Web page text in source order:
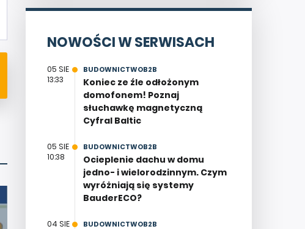
NOWOŚCI W SERWISACH
05 SIE
13:33
BUDOWNICTWOB2B
Koniec ze źle odłożonym
domofonem! Poznaj
słuchawkę magnetyczną
Cyfral Baltic
05 SIE
10:38
BUDOWNICTWOB2B
Ocieplenie dachu w domu
jedno- i wielorodzinnym. Czym
wyróżniają się systemy
BauderECO?
04 SIE
BUDOWNICTWOB2B